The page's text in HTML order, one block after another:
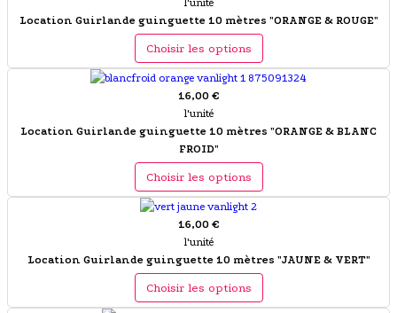
l'unité
Location Guirlande guinguette 10 mètres "ORANGE & ROUGE"
Choisir les options
16,00 €
l'unité
Location Guirlande guinguette 10 mètres "ORANGE & BLANC
FROID"
Choisir les options
16,00 €
l'unité
Location Guirlande guinguette 10 mètres "JAUNE & VERT"
Choisir les options